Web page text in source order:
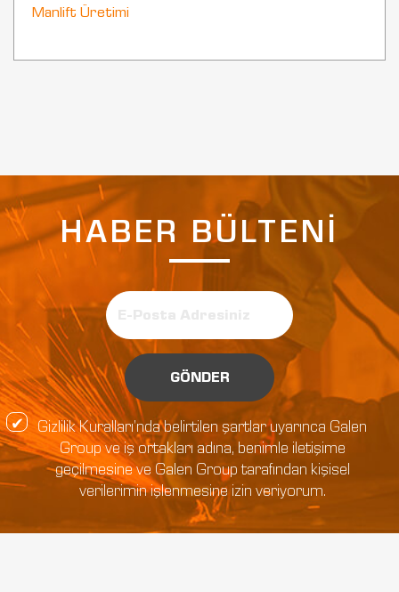
Manlift Üretimi
HABER BÜLTENİ
GÖNDER
Gizlilik Kuralları’nda belirtilen şartlar uyarınca Galen
Group ve iş ortakları adına, benimle iletişime
geçilmesine ve Galen Group tarafından kişisel
verilerimin işlenmesine izin veriyorum.